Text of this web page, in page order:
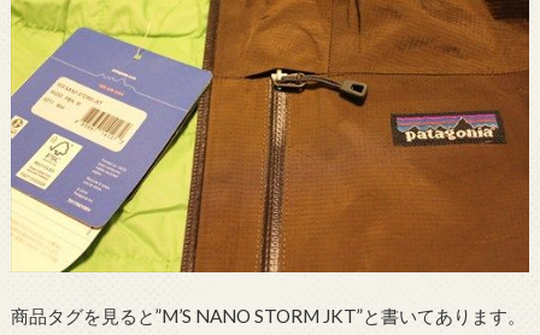
商品タグを見ると”M’S NANO STORM JKT”と書いてあります。